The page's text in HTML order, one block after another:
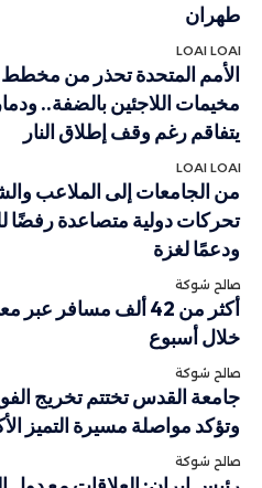
طهران
LOAI LOAI
الأمم المتحدة تحذر من
مخيمات اللاجئين بالضفة..
يتفاقم رغم وقف إطلاق النار
LOAI LOAI
من الجامعات إلى الملاعب
تحركات دولية متصاعدة رفضًا
ودعمًا لغزة
صالح شوكة
أكثر من 42 ألف مسافر
خلال أسبوع
صالح شوكة
وتؤكد مواصلة مسيرة التميز
صالح شوكة